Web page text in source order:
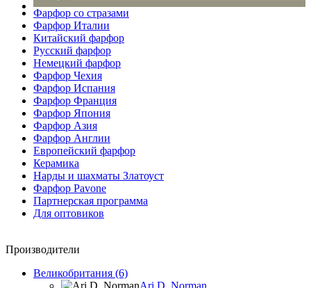
Фарфор со стразами
Фарфор Италии
Китайский фарфор
Русский фарфор
Немецкий фарфор
Фарфор Чехия
Фарфор Испания
Фарфор Франция
Фарфор Япония
Фарфор Азия
Фарфор Англии
Европейский фарфор
Керамика
Нарды и шахматы Златоуст
Фарфор Pavone
Партнерская программа
Для оптовиков
Производители
Великобритания (6)
Ari D. Norman